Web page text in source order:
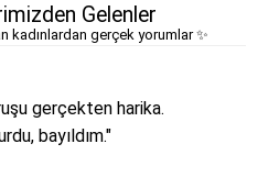
Gelenler
kadınlardan gerçek yorumlar ✨
gerçekten harika.
bayıldım."